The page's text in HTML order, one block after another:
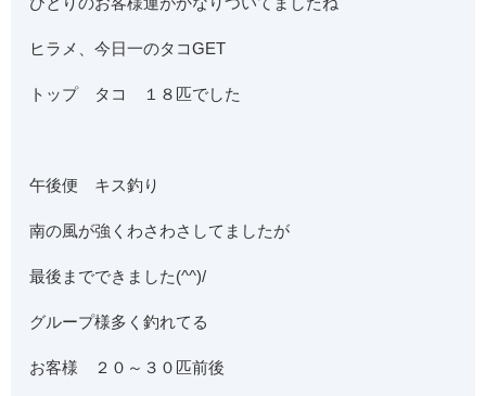
ヒラメ、今日一のタコGET
トップ タコ １８匹でした
午後便 キス釣り
南の風が強くわさわさしてましたが
最後までできました(^^)/
グループ様多く釣れてる
お客様 ２０～３０匹前後